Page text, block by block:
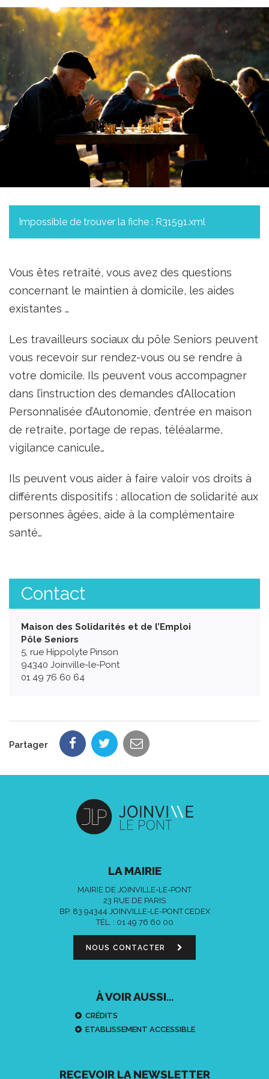
Impossible de trouver la fiche : R31591.xml
Vous êtes retraité, vous avez des questions
concernant le maintien à domicile, les aides
existantes …
Les travailleurs sociaux du pôle Seniors peuvent
vous recevoir sur rendez-vous ou se rendre à
votre domicile. Ils peuvent vous accompagner
dans l’instruction des demandes d’Allocation
Personnalisée d’Autonomie, d’entrée en maison
de retraite, portage de repas, téléalarme,
vigilance canicule…
Ils peuvent vous aider à faire valoir vos droits à
différents dispositifs : allocation de solidarité aux
personnes âgées, aide à la complémentaire
santé…
Contact
Maison des Solidarités et de l’Emploi
Pôle Seniors
5, rue Hippolyte Pinson
94340 Joinville-le-Pont
01 49 76 60 64
Partager
LA MAIRIE
MAIRIE DE JOINVILLE-LE-PONT
23 RUE DE PARIS
BP. 83 94344 JOINVILLE-LE-PONT CEDEX
TÉL. : 01 49 76 60 00
NOUS CONTACTER
À VOIR AUSSI...
CRÉDITS
ETABLISSEMENT ACCESSIBLE
RECEVOIR LA NEWSLETTER